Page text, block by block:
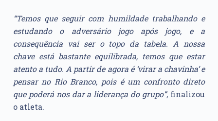
“Temos que seguir com humildade trabalhando e
estudando o adversário jogo após jogo, e a
consequência vai ser o topo da tabela. A nossa
chave está bastante equilibrada, temos que estar
atento a tudo. A partir de agora é ‘virar a chavinha’ e
pensar no Rio Branco, pois é um confronto direto
que poderá nos dar a liderança do grupo”, finalizou
o atleta.